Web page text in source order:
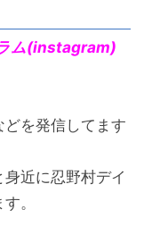
ム(instagram)
を発信してます
近に忍野村デイ
。